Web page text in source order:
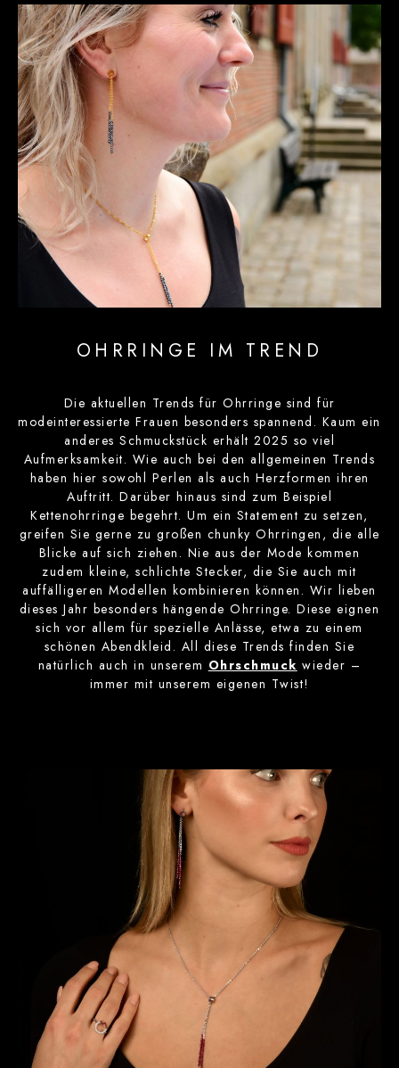
OHRRINGE IM TREND
Die aktuellen Trends für Ohrringe sind für
modeinteressierte Frauen besonders spannend. Kaum ein
anderes Schmuckstück erhält 2025 so viel
Aufmerksamkeit. Wie auch bei den allgemeinen Trends
haben hier sowohl Perlen als auch Herzformen ihren
Auftritt. Darüber hinaus sind zum Beispiel
Kettenohrringe begehrt. Um ein Statement zu setzen,
greifen Sie gerne zu großen chunky Ohrringen, die alle
Blicke auf sich ziehen. Nie aus der Mode kommen
zudem kleine, schlichte Stecker, die Sie auch mit
auffälligeren Modellen kombinieren können. Wir lieben
dieses Jahr besonders hängende Ohrringe. Diese eignen
sich vor allem für spezielle Anlässe, etwa zu einem
schönen Abendkleid. All diese Trends finden Sie
natürlich auch in unserem Ohrschmuck wieder –
immer mit unserem eigenen Twist!